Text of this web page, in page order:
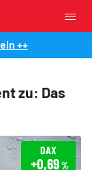
++
zu: Das
DAX
+0,69%